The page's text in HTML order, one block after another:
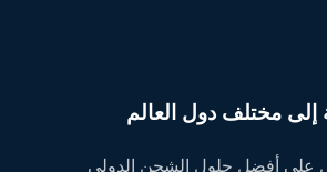
مختلف دول العالم
على أفضل حلول الشحن الدولي